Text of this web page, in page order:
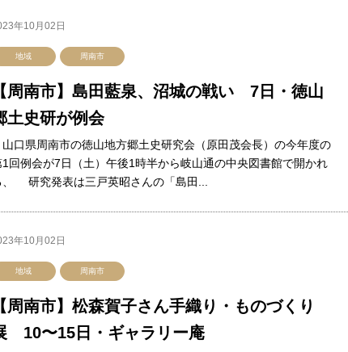
年10月02日
地域 周南市
周南市】島田藍泉、沼城の戦い 7日・徳山
土史研が例会
口県周南市の徳山地方郷土史研究会（原田茂会長）の今年度の
1回例会が7日（土）午後1時半から岐山通の中央図書館で開かれ
、 研究発表は三戸英昭さんの「島田...
年10月02日
地域 周南市
周南市】松森賀子さん手織り・ものづくり
10〜15日・ギャラリー庵